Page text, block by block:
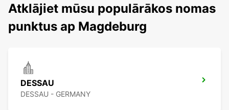
Atklājiet mūsu populārākos nomas
punktus ap Magdeburg
DESSAU
DESSAU - GERMANY